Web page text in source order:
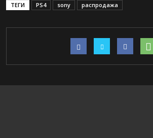
ТЕГИ PS4 sony распродажа